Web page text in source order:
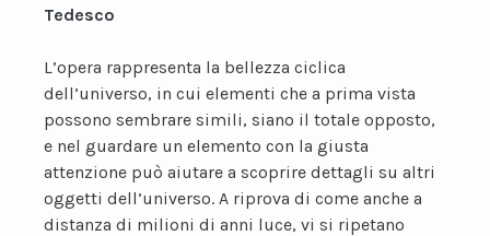
Tedesco
L’opera rappresenta la bellezza ciclica
dell’universo, in cui elementi che a prima vista
possono sembrare simili, siano il totale opposto,
e nel guardare un elemento con la giusta
attenzione può aiutare a scoprire dettagli su altri
oggetti dell’universo. A riprova di come anche a
distanza di milioni di anni luce, vi si ripetano